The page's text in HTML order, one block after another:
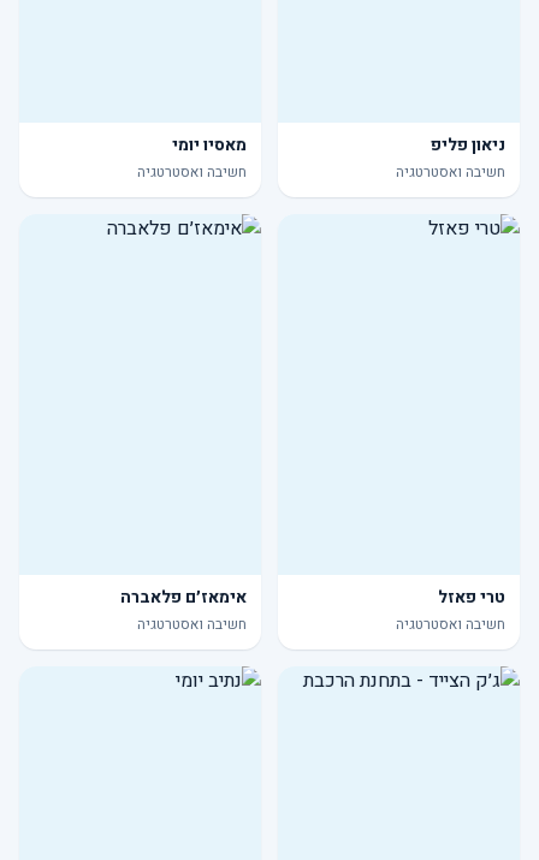
ניאון פליפ
חשיבה ואסטרטגיה
מאסיו יומי
חשיבה ואסטרטגיה
טרי פאזל
חשיבה ואסטרטגיה
אימאז׳ם פלאברה
חשיבה ואסטרטגיה